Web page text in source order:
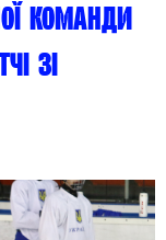
команди
зі